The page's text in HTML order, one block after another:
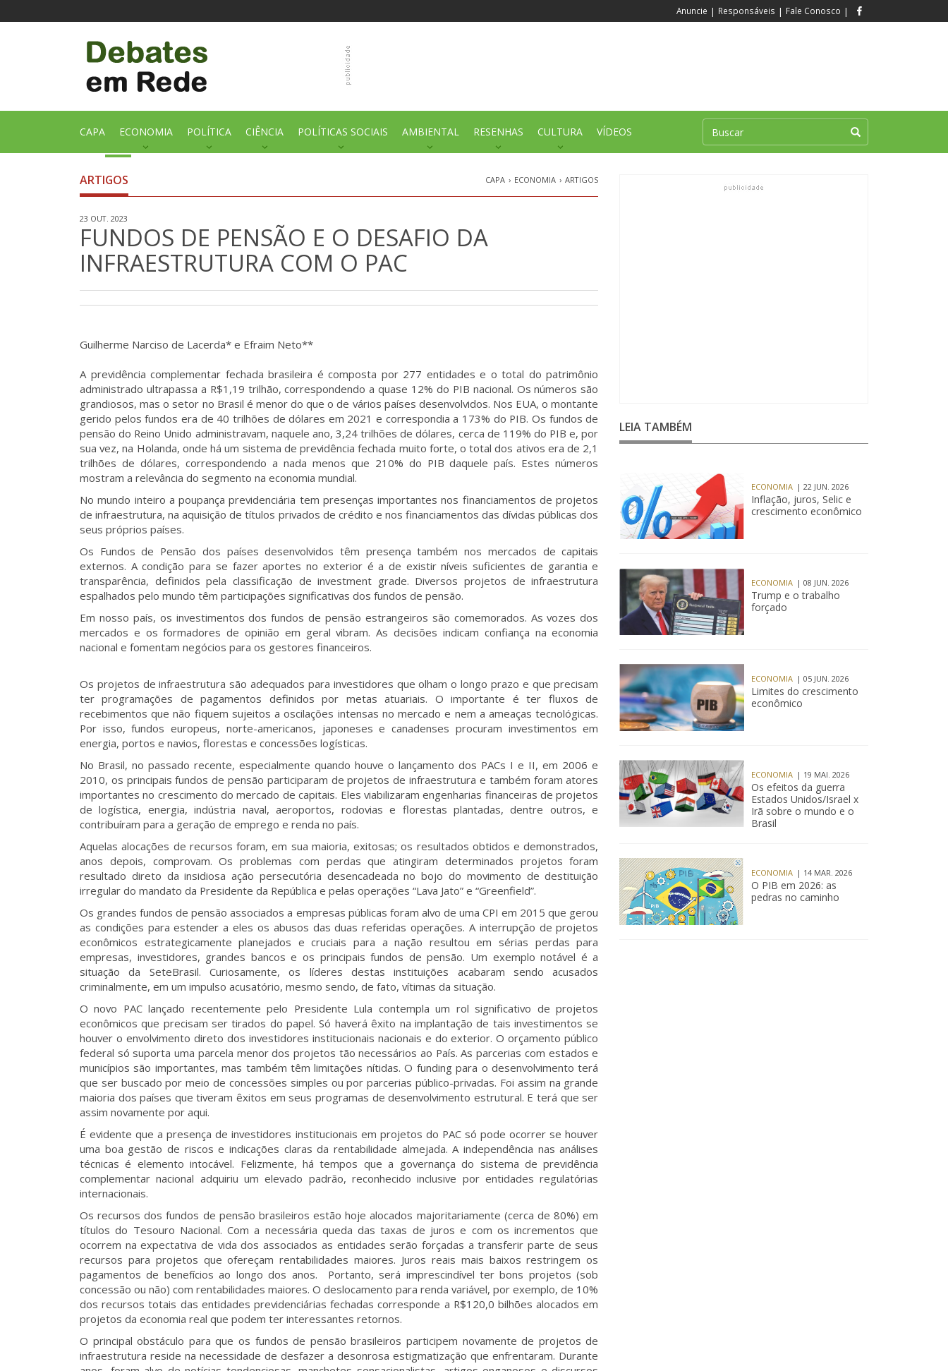
Anuncie | Responsáveis | Fale Conosco |
CAPA ECONOMIA POLÍTICA CIÊNCIA POLÍTICAS SOCIAIS AMBIENTAL RESENHAS CULTURA VÍDEOS
ARTIGOS CAPA › ECONOMIA › ARTIGOS
23 OUT. 2023
FUNDOS DE PENSÃO E O DESAFIO DA
INFRAESTRUTURA COM O PAC
Guilherme Narciso de Lacerda* e Efraim Neto**
A previdência complementar fechada brasileira é composta por 277 entidades e o total do patrimônio
administrado ultrapassa a R$1,19 trilhão, correspondendo a quase 12% do PIB nacional. Os números são
grandiosos, mas o setor no Brasil é menor do que o de vários países desenvolvidos. Nos EUA, o montante
gerido pelos fundos era de 40 trilhões de dólares em 2021 e correspondia a 173% do PIB. Os fundos de
pensão do Reino Unido administravam, naquele ano, 3,24 trilhões de dólares, cerca de 119% do PIB e, por
sua vez, na Holanda, onde há um sistema de previdência fechada muito forte, o total dos ativos era de 2,1
trilhões de dólares, correspondendo a nada menos que 210% do PIB daquele país. Estes números
mostram a relevância do segmento na economia mundial.
No mundo inteiro a poupança previdenciária tem presenças importantes nos financiamentos de projetos
de infraestrutura, na aquisição de títulos privados de crédito e nos financiamentos das dívidas públicas dos
seus próprios países.
Os Fundos de Pensão dos países desenvolvidos têm presença também nos mercados de capitais
externos. A condição para se fazer aportes no exterior é a de existir níveis suficientes de garantia e
transparência, definidos pela classificação de investment grade. Diversos projetos de infraestrutura
espalhados pelo mundo têm participações significativas dos fundos de pensão.
Em nosso país, os investimentos dos fundos de pensão estrangeiros são comemorados. As vozes dos
mercados e os formadores de opinião em geral vibram. As decisões indicam confiança na economia
nacional e fomentam negócios para os gestores financeiros.
Os projetos de infraestrutura são adequados para investidores que olham o longo prazo e que precisam
ter programações de pagamentos definidos por metas atuariais. O importante é ter fluxos de
recebimentos que não fiquem sujeitos a oscilações intensas no mercado e nem a ameaças tecnológicas.
Por isso, fundos europeus, norte-americanos, japoneses e canadenses procuram investimentos em
energia, portos e navios, florestas e concessões logísticas.
No Brasil, no passado recente, especialmente quando houve o lançamento dos PACs I e II, em 2006 e
2010, os principais fundos de pensão participaram de projetos de infraestrutura e também foram atores
importantes no crescimento do mercado de capitais. Eles viabilizaram engenharias financeiras de projetos
de logística, energia, indústria naval, aeroportos, rodovias e florestas plantadas, dentre outros, e
contribuíram para a geração de emprego e renda no país.
Aquelas alocações de recursos foram, em sua maioria, exitosas; os resultados obtidos e demonstrados,
anos depois, comprovam. Os problemas com perdas que atingiram determinados projetos foram
resultado direto da insidiosa ação persecutória desencadeada no bojo do movimento de destituição
irregular do mandato da Presidente da República e pelas operações “Lava Jato” e “Greenfield”.
Os grandes fundos de pensão associados a empresas públicas foram alvo de uma CPI em 2015 que gerou
as condições para estender a eles os abusos das duas referidas operações. A interrupção de projetos
econômicos estrategicamente planejados e cruciais para a nação resultou em sérias perdas para
empresas, investidores, grandes bancos e os principais fundos de pensão. Um exemplo notável é a
situação da SeteBrasil. Curiosamente, os líderes destas instituições acabaram sendo acusados
criminalmente, em um impulso acusatório, mesmo sendo, de fato, vítimas da situação.
O novo PAC lançado recentemente pelo Presidente Lula contempla um rol significativo de projetos
econômicos que precisam ser tirados do papel. Só haverá êxito na implantação de tais investimentos se
houver o envolvimento direto dos investidores institucionais nacionais e do exterior. O orçamento público
federal só suporta uma parcela menor dos projetos tão necessários ao País. As parcerias com estados e
municípios são importantes, mas também têm limitações nítidas. O funding para o desenvolvimento terá
que ser buscado por meio de concessões simples ou por parcerias público-privadas. Foi assim na grande
maioria dos países que tiveram êxitos em seus programas de desenvolvimento estrutural. E terá que ser
assim novamente por aqui.
É evidente que a presença de investidores institucionais em projetos do PAC só pode ocorrer se houver
uma boa gestão de riscos e indicações claras da rentabilidade almejada. A independência nas análises
técnicas é elemento intocável. Felizmente, há tempos que a governança do sistema de previdência
complementar nacional adquiriu um elevado padrão, reconhecido inclusive por entidades regulatórias
internacionais.
Os recursos dos fundos de pensão brasileiros estão hoje alocados majoritariamente (cerca de 80%) em
títulos do Tesouro Nacional. Com a necessária queda das taxas de juros e com os incrementos que
ocorrem na expectativa de vida dos associados as entidades serão forçadas a transferir parte de seus
recursos para projetos que ofereçam rentabilidades maiores. Juros reais mais baixos restringem os
pagamentos de benefícios ao longo dos anos. Portanto, será imprescindível ter bons projetos (sob
concessão ou não) com rentabilidades maiores. O deslocamento para renda variável, por exemplo, de 10%
dos recursos totais das entidades previdenciárias fechadas corresponde a R$120,0 bilhões alocados em
projetos da economia real que podem ter interessantes retornos.
O principal obstáculo para que os fundos de pensão brasileiros participem novamente de projetos de
infraestrutura reside na necessidade de desfazer a desonrosa estigmatização que enfrentaram. Durante
LEIA TAMBÉM
ECONOMIA | 22 JUN. 2026
Inflação, juros, Selic e
crescimento econômico
ECONOMIA | 08 JUN. 2026
Trump e o trabalho
forçado
ECONOMIA | 05 JUN. 2026
Limites do crescimento
econômico
ECONOMIA | 19 MAI. 2026
Os efeitos da guerra
Estados Unidos/Israel x
Irã sobre o mundo e o
Brasil
ECONOMIA | 14 MAR. 2026
O PIB em 2026: as
pedras no caminho